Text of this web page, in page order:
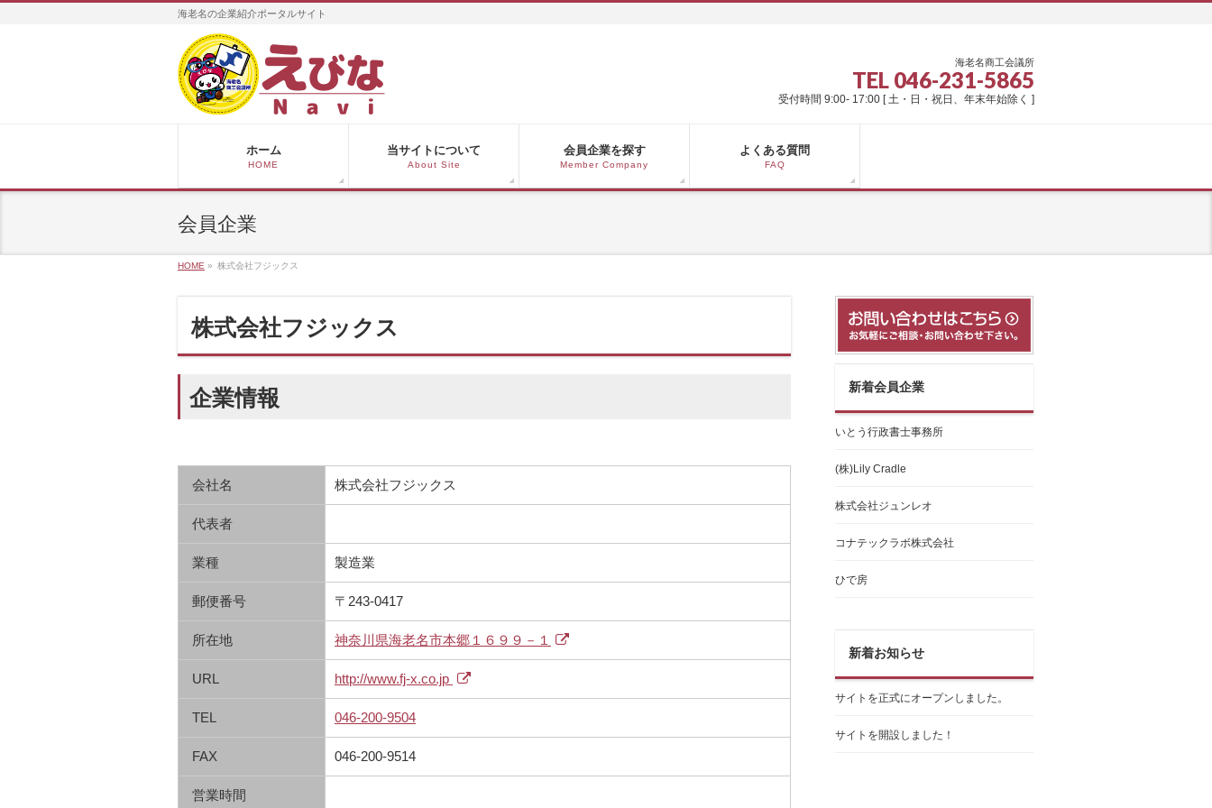
海老名の企業紹介ポータルサイト
海老名商工会議所
TEL 046-231-5865
受付時間 9:00- 17:00 [ 土・日・祝日、年末年始除く ]
ホーム
HOME
当サイトについて
About Site
会員企業を探す
Member Company
よくある質問
FAQ
会員企業
HOME » 株式会社フジックス
株式会社フジックス
企業情報
会社名 株式会社フジックス
代表者
業種 製造業
郵便番号 〒243-0417
所在地 神奈川県海老名市本郷１６９９－１
URL http://www.fj-x.co.jp
TEL 046-200-9504
FAX 046-200-9514
営業時間
新着会員企業
いとう行政書士事務所
(株)Lily Cradle
株式会社ジュンレオ
コナテックラボ株式会社
ひで房
新着お知らせ
サイトを正式にオープンしました。
サイトを開設しました！